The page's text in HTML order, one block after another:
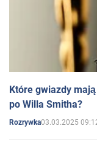
Które gwiazdy
po Willa Smitha?
Rozrywka03.03.2025